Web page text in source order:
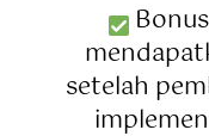
setelah